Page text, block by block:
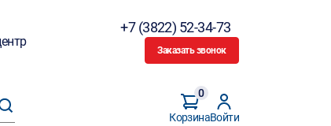
+7 (3822) 52-34-73
Заказать звонок
Корзина
0
Войти